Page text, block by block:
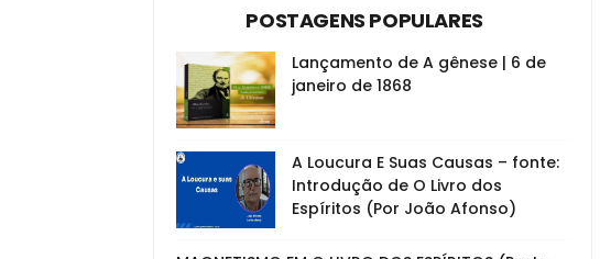
POSTAGENS POPULARES
Lançamento de A gênese | 6 de
janeiro de 1868
A Loucura E Suas Causas – fonte:
Introdução de O Livro dos
Espíritos (Por João Afonso)